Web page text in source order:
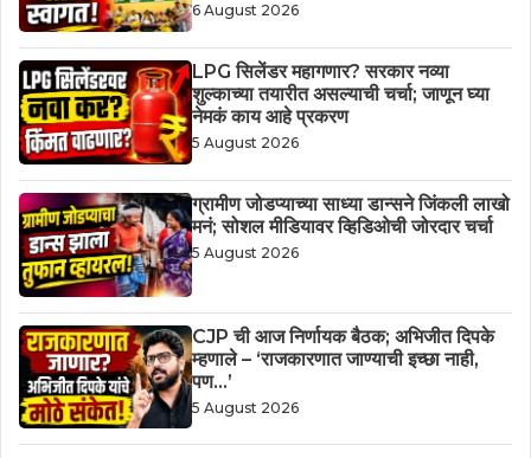
6 August 2026
LPG सिलेंडर महागणार? सरकार नव्या
शुल्काच्या तयारीत असल्याची चर्चा; जाणून घ्या
नेमकं काय आहे प्रकरण
5 August 2026
ग्रामीण जोडप्याच्या साध्या डान्सने जिंकली लाखो
मनं; सोशल मीडियावर व्हिडिओची जोरदार चर्चा
5 August 2026
CJP ची आज निर्णायक बैठक; अभिजीत दिपके
म्हणाले – ‘राजकारणात जाण्याची इच्छा नाही,
पण…’
5 August 2026